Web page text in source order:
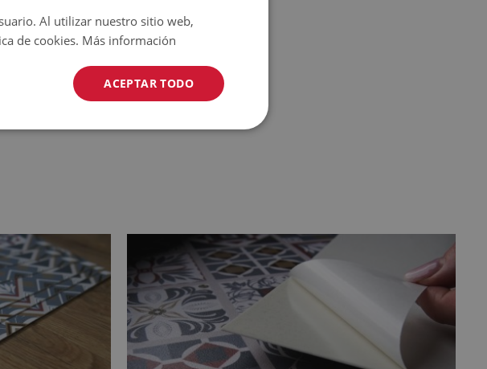
Al utilizar nuestro sitio web,
de cookies. Más información
ACEPTAR TODO